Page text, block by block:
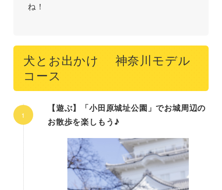
ね！
犬とお出かけ 神奈川モデル
コース
【遊ぶ】「小田原城址公園」でお城周辺の
お散歩を楽しもう♪